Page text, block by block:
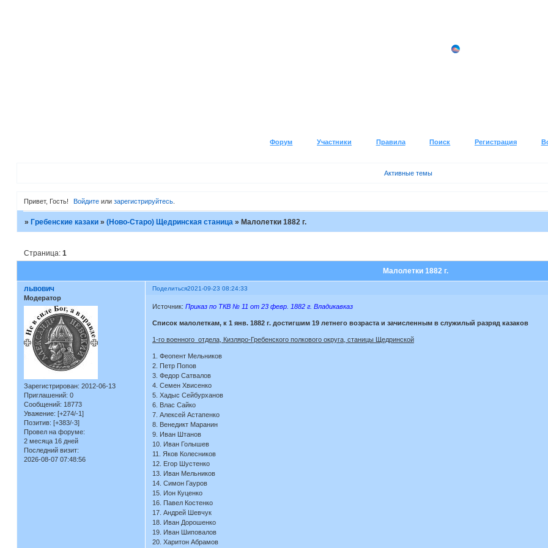
Форум Участники Правила Поиск Регистрация
Активные темы
Привет, Гость! Войдите илизарегистрируйтесь
» Гребенские казаки » (Ново-Старо) Щедринская станица » Малолетки 1882 г.
Малолетки 1882 г.
Страница: 1
Поделиться2021-09-23 08:24:33
львович
Модератор
Зарегистрирован: 2012-06-13
Приглашений: 0
Сообщений: 18773
Уважение: [+274/-1]
Позитив: [+383/-3]
Провел на форуме:
2 месяца 16 дней
Последний визит:
2026-08-07 07:48:56
Источник: Приказ по ТКВ № 11 от 23 февр. 1882 г. Владикавказ
Список малолеткам, к 1 янв. 1882 г. достигшим 19 летнего возраста и зачисленным в служилый разряд казаков
1-го военного отдела, Кизляро-Гребенского полкового округа, станицы Щедринской
1. Феопент Мельников
2. Петр Попов
3. Федор Сатвалов
4. Семен Хвисенко
5. Хадыс Сейбурханов
6. Влас Сайко
7. Алексей Астапенко
8. Венедикт Маранин
9. Иван Штанов
10. Иван Голышев
11. Яков Колесников
12. Егор Шустенко
13. Иван Мельников
14. Симон Гауров
15. Ион Куценко
16. Павел Костенко
17. Андрей Шевчук
18. Иван Дорошенко
19. Иван Шиповалов
20. Харитон Абрамов